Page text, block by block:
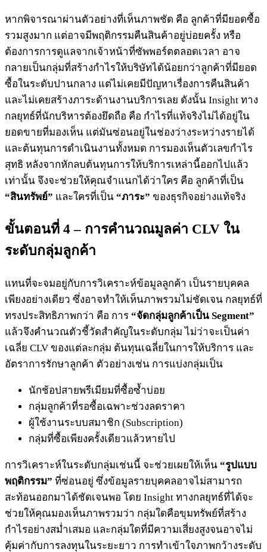
หากพิจารณาผ่านตัวอย่างที่เห็นภาพชัด คือ ลูกค้าที่มียอดซื้อ
รวมสูงมาก แต่อาจมีพฤติกรรมคืนสินค้าอยู่บ่อยครั้ง หรือ
ต้องการการดูแลจากเจ้าหน้าที่ซัพพอร์ตตลอดเวลา อาจ
กลายเป็นกลุ่มที่สร้างกำไรให้บริษัทได้น้อยกว่าลูกค้าที่มียอด
ซื้อในระดับปานกลาง แต่ไม่เคยมีปัญหาเรื่องการคืนสินค้า
และไม่เคยสร้างภาระด้านงานบริการเลย ดังนั้น Insight ทาง
กลยุทธ์ที่นักบริหารต้องยึดถือ คือ กำไรที่แท้จริงไม่ได้อยู่ใน
ยอดขายที่มองเห็น แต่มันซ่อนอยู่ในช่องว่างระหว่างรายได้
และต้นทุนการดำเนินงานทั้งหมด การมองเห็นตัวเลขกำไร
สุทธิ หลังจากหักลบต้นทุนการให้บริการเหล่านี้ออกไปแล้ว
เท่านั้น จึงจะช่วยให้คุณจำแนกได้ว่าใคร คือ ลูกค้าที่เป็น
“สินทรัพย์” และใครที่เป็น “ภาระ” ของธุรกิจอย่างแท้จริง
ขั้นตอนที่ 4 – การคำนวณมูลค่า CLV ใน
ระดับกลุ่มลูกค้า
แทนที่จะจมอยู่กับการวิเคราะห์ข้อมูลลูกค้า เป็นรายบุคคล
เพียงอย่างเดียว ซึ่งอาจทำให้เห็นภาพรวมไม่ชัดเจน กลยุทธ์ที่
ทรงประสิทธิภาพกว่า คือ การ “จัดกลุ่มลูกค้าเป็น Segment”
แล้วจึงคำนวณตัวชี้วัดสำคัญในระดับกลุ่ม ไม่ว่าจะเป็นค่า
เฉลี่ย CLV ของแต่ละกลุ่ม ต้นทุนเฉลี่ยในการให้บริการ และ
อัตราการรักษาลูกค้า ตัวอย่างเช่น การแบ่งกลุ่มเป็น
นักช้อปสายพรีเมียมที่ซื้อซ้ำบ่อย
กลุ่มลูกค้าที่รอซื้อเฉพาะช่วงลดราคา
ผู้ใช้งานระบบสมาชิก (Subscription)
กลุ่มที่ซื้อเพียงครั้งเดียวแล้วหายไป
การวิเคราะห์ในระดับกลุ่มเช่นนี้ จะช่วยเผยให้เห็น “รูปแบบ
พฤติกรรม” ที่ซ่อนอยู่ ซึ่งข้อมูลรายบุคคลอาจไม่สามารถ
สะท้อนออกมาได้ชัดเจนพอ โดย Insight ทางกลยุทธ์ที่ได้จะ
ช่วยให้คุณมองเห็นภาพรวมว่า กลุ่มใดคือขุมทรัพย์ที่สร้าง
กำไรอย่างสม่ำเสมอ และกลุ่มใดที่มีความเสี่ยงสูงจนอาจไม่
คุ้มค่ากับการลงทุนในระยะยาว การทำเข้าใจภาพกว้างระดับ